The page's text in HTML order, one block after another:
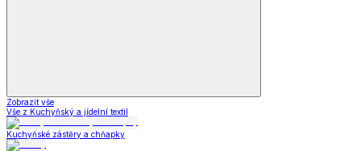
Zobrazit vše
Vše z Kuchyňský a jídelní textil
Kuchyňské zástěry a chňapky